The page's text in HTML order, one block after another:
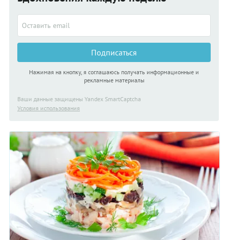
Подписаться
Нажимая на кнопку, я соглашаюсь получать информационные и
рекламные материалы
Ваши данные защищены Yandex SmartCaptcha
Условия использования